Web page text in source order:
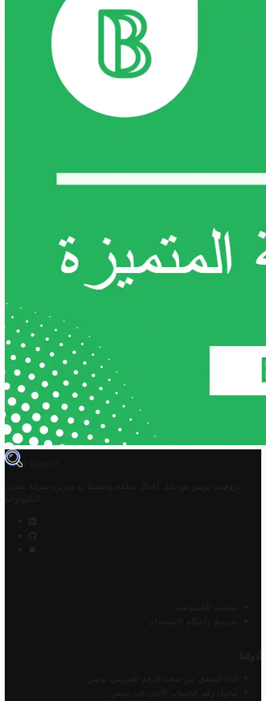
TROVIT
تروفيت تونس هو دليل أعمال تملكه وتحتفظ به وتديره
شركة مخزن
التكنولوجيا
سياسة الخصوصية
شروط وأحكام الاستخدام
أدواتنا
أداة التحقق من صحة الرقم الضريبي تونس
محول رقم الحساب الآيبان في تونس